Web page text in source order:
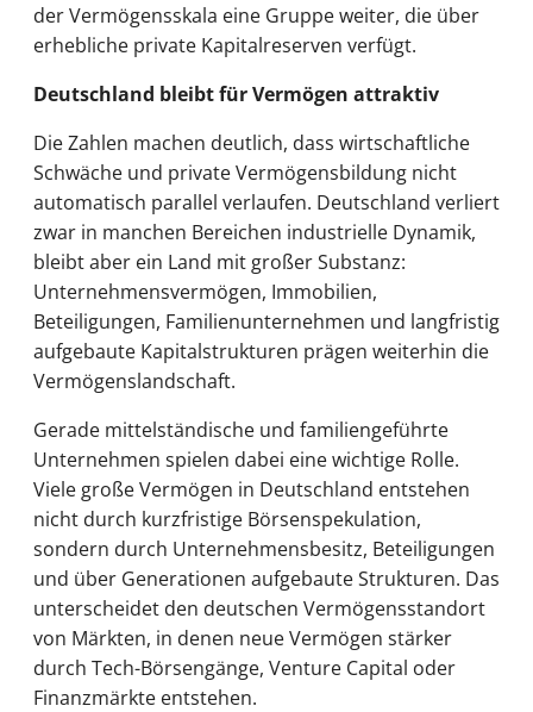
der Vermögensskala eine Gruppe weiter, die über
erhebliche private Kapitalreserven verfügt.
Deutschland bleibt für Vermögen attraktiv
Die Zahlen machen deutlich, dass wirtschaftliche
Schwäche und private Vermögensbildung nicht
automatisch parallel verlaufen. Deutschland verliert
zwar in manchen Bereichen industrielle Dynamik,
bleibt aber ein Land mit großer Substanz:
Unternehmensvermögen, Immobilien,
Beteiligungen, Familienunternehmen und langfristig
aufgebaute Kapitalstrukturen prägen weiterhin die
Vermögenslandschaft.
Gerade mittelständische und familiengeführte
Unternehmen spielen dabei eine wichtige Rolle.
Viele große Vermögen in Deutschland entstehen
nicht durch kurzfristige Börsenspekulation,
sondern durch Unternehmensbesitz, Beteiligungen
und über Generationen aufgebaute Strukturen. Das
unterscheidet den deutschen Vermögensstandort
von Märkten, in denen neue Vermögen stärker
durch Tech-Börsengänge, Venture Capital oder
Finanzmärkte entstehen.